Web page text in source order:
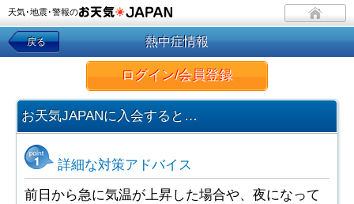
天気･地震･警報の
戻る 熱中症情報
ログイン/会員登録
お天気JAPANに入会すると…
詳細な対策アドバイス
前日から急に気温が上昇した場合や、夜になって